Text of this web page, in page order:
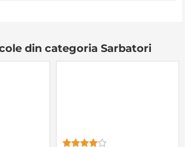
din categoria Sarbatori